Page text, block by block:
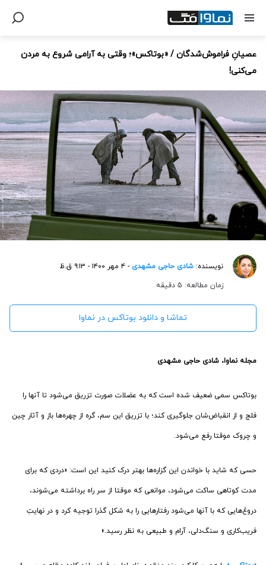
عصیانِ فراموش‌شدگان / «بوتاکس»؛ وقتی به آرامی شروع به مردن
می‌کنی!
نویسنده: شادی حاجی مشهدی - ۴ مهر ۱۴۰۰ - ۹:۱۳ ق.ظ
زمان مطالعه: 5 دقیقه
تماشا و دانلود بوتاکس در نماوا
مجله نماوا، شادی حاجی مشهدی
بوتاکس سمی ضعیف شده است که به عضلات صورت تزریق می‌شود تا آنها را
فلج و از انقباض‌شان جلوگیری کند‌؛ با تزریق این سم، گره‌ از چهره‌ها باز و آثار چین
و چروک موقتا رفع می‌شود.
حسی که شاید با خواندن این گزاره‌ها بهتر درک کنید این است: «دردی که برای
مدت کوتاهی ساکت می‌شود، موانعی که موقتا از سر راه برداشته می‌شوند،
دروغ‌هایی که با آنها می‌شود رفتارهایی را به شکل گذرا توجیه کرد و در نهایتِ
فریب‌کاری و سنگ‌دلی، آرام و طبیعی به نظر رسید.»